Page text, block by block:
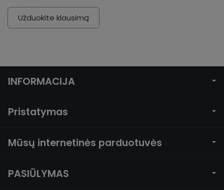
Užduokite klausimą
INFORMACIJA
Pristatymas
Mūsų internetinės parduotuvės
PASIŪLYMAS